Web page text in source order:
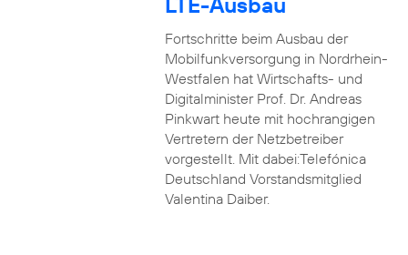
Fortschritte beim Ausbau der
Mobilfunkversorgung in Nordrhein-
Westfalen hat Wirtschafts- und
Digitalminister Prof. Dr. Andreas
Pinkwart heute mit hochrangigen
Vertretern der Netzbetreiber
vorgestellt. Mit dabei:Telefónica
Deutschland Vorstandsmitglied
Valentina Daiber.